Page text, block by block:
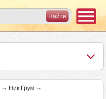
→ Ник Грум →